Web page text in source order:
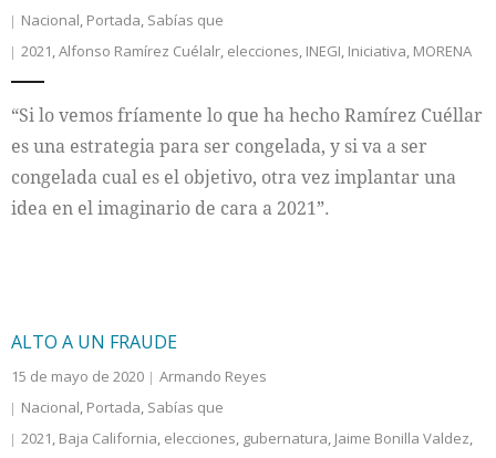
Nacional, Portada, Sabías que
2021,Alfonso Ramírez Cuélalr, elecciones, INEGI, Iniciativa, MORENA
“Si lo vemos fríamente lo que ha hecho Ramírez Cuéllar
es una estrategia para ser congelada, y si va a ser
congelada cual es el objetivo, otra vez implantar una
idea en el imaginario de cara a 2021”.
ALTO A UN FRAUDE
15 de mayo de 2020
Armando Reyes
Nacional, Portada, Sabías que
2021, Baja California, elecciones, gubernatura, Jaime Bonilla Valdez,